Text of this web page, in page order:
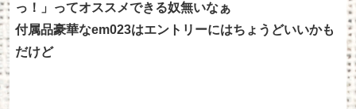
っ！」ってオススメできる奴無いなぁ
付属品豪華なem023はエントリーにはちょうどいいかも
だけど